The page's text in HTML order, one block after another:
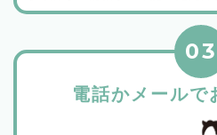
電話かメールで
03